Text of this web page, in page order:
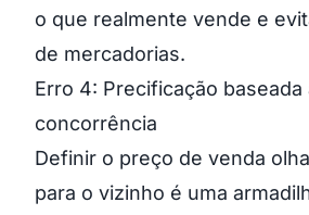
o que realmente vende e
de mercadorias.
Erro 4: Precificação baseada
concorrência
Definir o preço de venda
para o vizinho é uma